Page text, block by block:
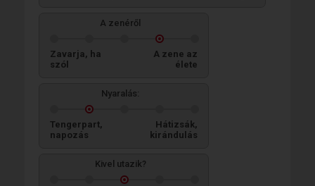
A zenéről
Zavarja, ha
szól
A zene az
élete
Nyaralás:
Tengerpart,
napozás
Hátizsák,
kirándulás
Kivel utazik?